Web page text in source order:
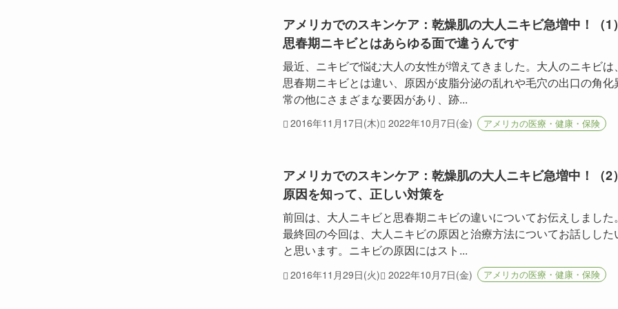
アメリカでのスキンケア：乾燥肌の大人ニキビ急増中！（1）
思春期ニキビとはあらゆる面で違うんです
最近、ニキビで悩む大人の女性が増えてきました。大人のニキビは、
思春期ニキビとは違い、原因が皮脂分泌の乱れや毛穴の出口の角化
常の他にさまざまな要因があり、跡...
2016年11月17日(木) 2022年10月7日(金) アメリカの医療・健康・保険
アメリカでのスキンケア：乾燥肌の大人ニキビ急増中！（2）
原因を知って、正しい対策を
前回は、大人ニキビと思春期ニキビの違いについてお伝えしました。
最終回の今回は、大人ニキビの原因と治療方法についてお話しした
と思います。ニキビの原因にはスト...
2016年11月29日(火) 2022年10月7日(金) アメリカの医療・健康・保険